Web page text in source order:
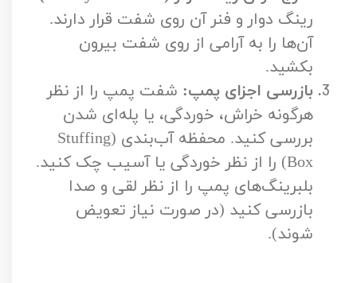
رینگ دوار و فنر آن روی شفت قرار دارند.
آن‌ها را به آرامی از روی شفت بیرون
بکشید.
بازرسی اجزای پمپ: شفت پمپ را از نظر
هرگونه خراش، خوردگی، یا پله‌ای شدن
بررسی کنید. محفظه آب‌بندی (Stuffing
Box) را از نظر خوردگی یا آسیب چک کنید.
بلبرینگ‌های پمپ را از نظر لقی و صدا
بازرسی کنید (در صورت نیاز تعویض
شوند).